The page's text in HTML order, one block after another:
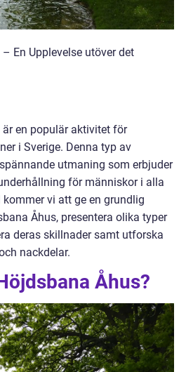
En Upplevelse utöver det
en populär aktivitet för
i Sverige. Denna typ av
utmaning som erbjuder
för människor i alla
kommer vi att ge en grundlig
Åhus, presentera olika typer
deras skillnader samt utforska
nackdelar.
Åhus?